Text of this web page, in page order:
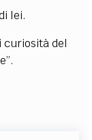
lei.
curiosità del